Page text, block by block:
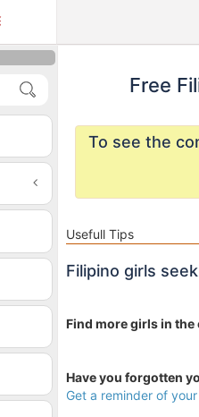
Free
To see the
Usefull Tips
Filipino girls
Find more girls in the
Have you forgotten
Get a reminder of